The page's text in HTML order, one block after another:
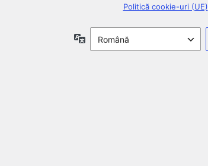
Politică cookie-uri (UE)
Limbă